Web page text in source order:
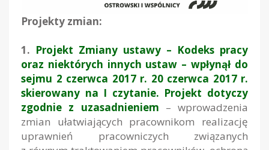
Projekty zmian:
1. Projekt Zmiany ustawy – Kodeks pracy
oraz niektórych innych ustaw – wpłynął do
sejmu 2 czerwca 2017 r. 20 czerwca 2017 r.
skierowany na I czytanie. Projekt dotyczy
zgodnie z uzasadnieniem – wprowadzenia
zmian ułatwiających pracownikom realizację
uprawnień pracowniczych związanych